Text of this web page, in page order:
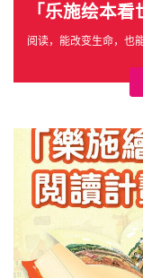
「乐施绘本
阅读，能改变生命，也